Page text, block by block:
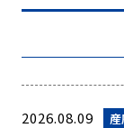
2026.08.09